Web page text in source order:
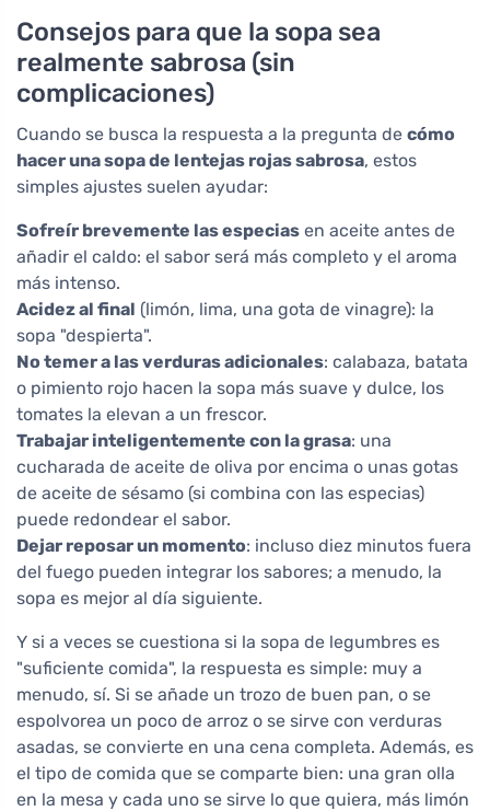
Consejos para que la sopa sea
realmente sabrosa (sin
complicaciones)
Cuando se busca la respuesta a la pregunta de cómo
hacer una sopa de lentejas rojas sabrosa, estos
simples ajustes suelen ayudar:
Sofreír brevemente las especias en aceite antes de
añadir el caldo: el sabor será más completo y el aroma
más intenso.
Acidez al final (limón, lima, una gota de vinagre): la
sopa "despierta".
No temer a las verduras adicionales: calabaza, batata
o pimiento rojo hacen la sopa más suave y dulce, los
tomates la elevan a un frescor.
Trabajar inteligentemente con la grasa: una
cucharada de aceite de oliva por encima o unas gotas
de aceite de sésamo (si combina con las especias)
puede redondear el sabor.
Dejar reposar un momento: incluso diez minutos fuera
del fuego pueden integrar los sabores; a menudo, la
sopa es mejor al día siguiente.
Y si a veces se cuestiona si la sopa de legumbres es
"suficiente comida", la respuesta es simple: muy a
menudo, sí. Si se añade un trozo de buen pan, o se
espolvorea un poco de arroz o se sirve con verduras
asadas, se convierte en una cena completa. Además, es
el tipo de comida que se comparte bien: una gran olla
en la mesa y cada uno se sirve lo que quiera, más limón